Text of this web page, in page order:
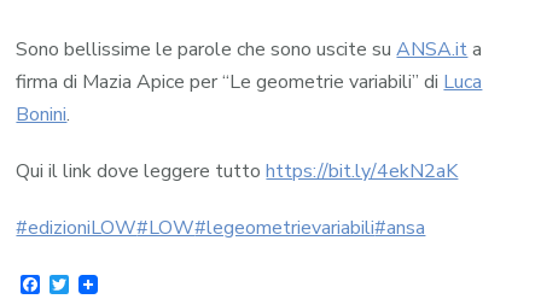
Sono bellissime le parole che sono uscite suANSA.ita
firma di Mazia Apice per “Le geometrie variabili” di Luca
Bonini.
Qui il link dove leggere tuttohttps://bit.ly/4ekN2aK
#edizioniLOW#LOW#legeometrievariabili#ansa
Facebook
Twitter